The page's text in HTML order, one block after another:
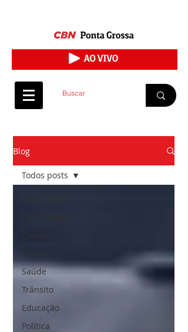
Blog
Saúde
Trânsito
Educação
Política
Todos posts